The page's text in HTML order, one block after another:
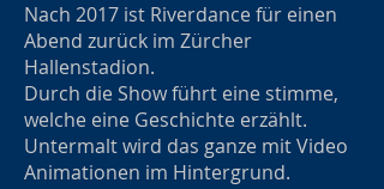
Nach 2017 ist Riverdance für einen
Abend zurück im Zürcher
Hallenstadion.
Durch die Show führt eine stimme,
welche eine Geschichte erzählt.
Untermalt wird das ganze mit Video
Animationen im Hintergrund.